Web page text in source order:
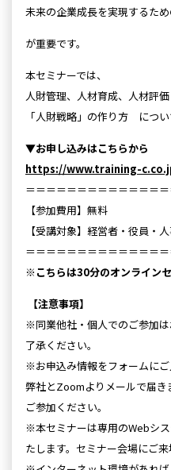
未来の企業成長を実現するた
が重要です。
本セミナーでは、
人財管理、人材育成、人材評
「人財戦略」の作り方 につい
▼お申し込みはこちらから
https://www.training-
＝＝＝＝＝＝＝＝＝＝＝＝＝
【参加費用】無料
【受講対象】経営者・役員・
＝＝＝＝＝＝＝＝＝＝＝＝＝
※こちらは30分のオンラインセ
【注意事項】
※同業他社・個人でのご参加
了承ください。
※お申込み情報をフォームに
弊社とZoomよりメールで届き
ご参加ください。
※本セミナーは専用のWebシ
たします。セミナー会場にご